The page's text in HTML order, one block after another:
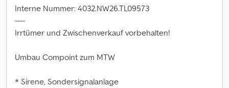
Interne Nummer: 4032.NW26.TL09573
----
Irrtümer und Zwischenverkauf vorbehalten!
Umbau Compoint zum MTW
* Sirene, Sondersignalanlage